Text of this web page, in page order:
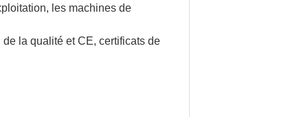
les machines de
la qualité et CE, certificats de